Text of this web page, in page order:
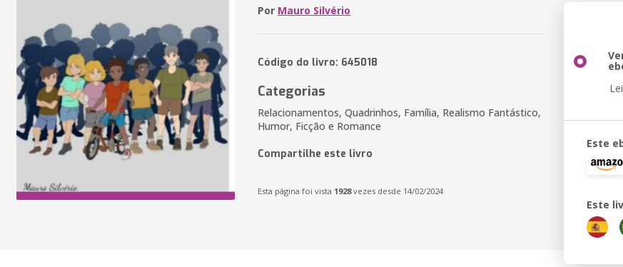
Por Mauro Silvério
Código do livro: 645018
Categorias
Relacionamentos, Quadrinhos, Família, Realismo Fantástico,
Humor, Ficção e Romance
Compartilhe este livro
Esta página foi vista 1928vezes desde 14/02/2024
Este
Este